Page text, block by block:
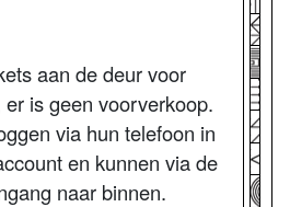
aan de deur voor
is geen voorverkoop.
via hun telefoon in
en kunnen via de
naar binnen.